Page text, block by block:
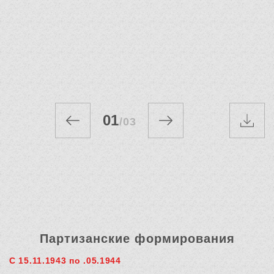
01/03
Партизанские формирования
С 15.11.1943 по .05.1944